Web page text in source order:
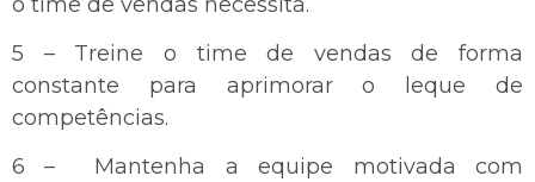
5 – Treine o time de vendas de forma
constante para aprimorar o leque de
competências.
6 – Mantenha a equipe motivada com